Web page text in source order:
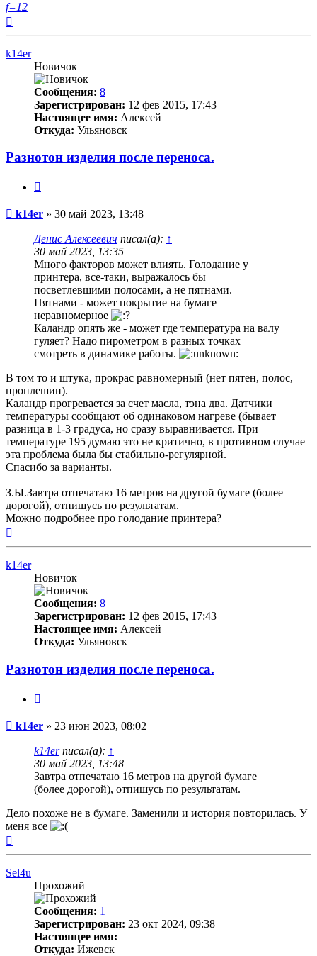
f=12
k14er
Новичок
Сообщения: 8
Зарегистрирован: 12 фев 2015, 17:43
Настоящее имя: Алексей
Откуда: Ульяновск
Разнотон изделия после переноса.
Непрочитанное
k14er » 30 май 2023, 13:48
Денис Алексеевич писал(а): ↑
30 май 2023, 13:35
Много факторов может влиять. Голодание у
принтера, все-таки, выражалось бы
посветлевшими полосами, а не пятнами.
Пятнами - может покрытие на бумаге
неравномерное
Каландр опять же - может где температура на валу
гуляет? Надо пирометром в разных точках
смотреть в динамике работы.
В том то и штука, прокрас равномерный (нет пятен, полос,
проплешин).
Каландр прогревается за счет масла, тэна два. Датчики
температуры сообщают об одинаковом нагреве (бывает
разница в 1-3 градуса, но сразу выравнивается. При
температуре 195 думаю это не критично, в противном случае
эта проблема была бы стабильно-регулярной.
Спасибо за варианты.
З.Ы.Завтра отпечатаю 16 метров на другой бумаге (более
дорогой), отпишусь по результатам.
Можно подробнее про голодание принтера?
k14er
Новичок
Сообщения: 8
Зарегистрирован: 12 фев 2015, 17:43
Настоящее имя: Алексей
Откуда: Ульяновск
Разнотон изделия после переноса.
Непрочитанное
k14er » 23 июн 2023, 08:02
k14erписал(а): ↑
30 май 2023, 13:48
Завтра отпечатаю 16 метров на другой бумаге
(более дорогой), отпишусь по результатам.
Дело похоже не в бумаге. Заменили и история повторилась. У
меня все
Sel4u
Прохожий
Сообщения: 1
Зарегистрирован: 23 окт 2024, 09:38
Настоящее имя:
Откуда: Ижевск